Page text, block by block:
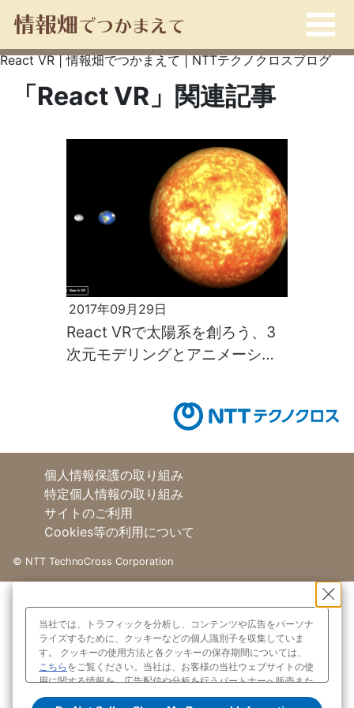
React VR | 情報畑でつかまえて | NTTテクノクロスブログ
「React VR」関連記事
2017年09月29日
React VRで太陽系を創ろう、3
次元モデリングとアニメーショ
シリーズ 第2回】
個人情報保護の取り組み
特定個人情報の取り組み
サイトのご利用
Cookies等の利用について
© NTT TechnoCross Corporation
当社では、トラフィックを分析し、コンテンツや広告をパーソナ
ライズするために、クッキーなどの個人識別子を収集していま
す。 クッキーの使用方法と各クッキーの保存期間については、
こちら をご覧ください。当社は、お客様の当社ウェブサイトの使
用に関する情報を、広告配信や分析を行うパートナーへ販売また
は共有する場合があり、これらのパートナーは、お客様がパート